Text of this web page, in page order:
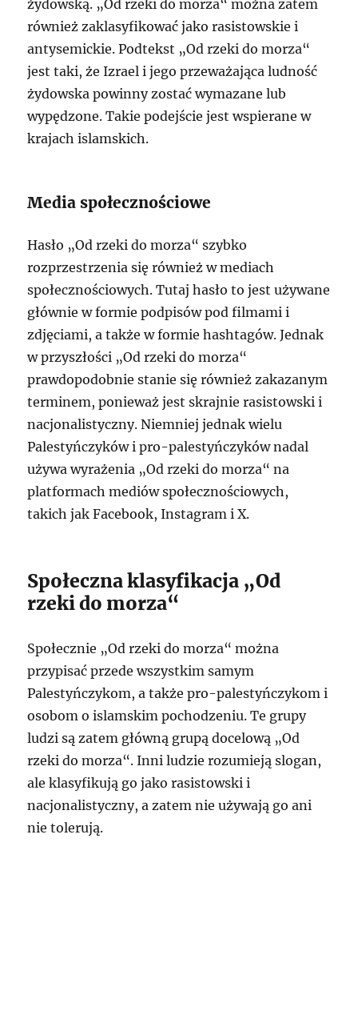
żydowską. „Od rzeki do morza“ można zatem
również zaklasyfikować jako rasistowskie i
antysemickie. Podtekst „Od rzeki do morza“
jest taki, że Izrael i jego przeważająca ludność
żydowska powinny zostać wymazane lub
wypędzone. Takie podejście jest wspierane w
krajach islamskich.
Media społecznościowe
Hasło „Od rzeki do morza“ szybko
rozprzestrzenia się również w mediach
społecznościowych. Tutaj hasło to jest używane
głównie w formie podpisów pod filmami i
zdjęciami, a także w formie hashtagów. Jednak
w przyszłości „Od rzeki do morza“
prawdopodobnie stanie się również zakazanym
terminem, ponieważ jest skrajnie rasistowski i
nacjonalistyczny. Niemniej jednak wielu
Palestyńczyków i pro-palestyńczyków nadal
używa wyrażenia „Od rzeki do morza“ na
platformach mediów społecznościowych,
takich jak Facebook, Instagram i X.
Społeczna klasyfikacja „Od
rzeki do morza“
Społecznie „Od rzeki do morza“ można
przypisać przede wszystkim samym
Palestyńczykom, a także pro-palestyńczykom i
osobom o islamskim pochodzeniu. Te grupy
ludzi są zatem główną grupą docelową „Od
rzeki do morza“. Inni ludzie rozumieją slogan,
ale klasyfikują go jako rasistowski i
nacjonalistyczny, a zatem nie używają go ani
nie tolerują.